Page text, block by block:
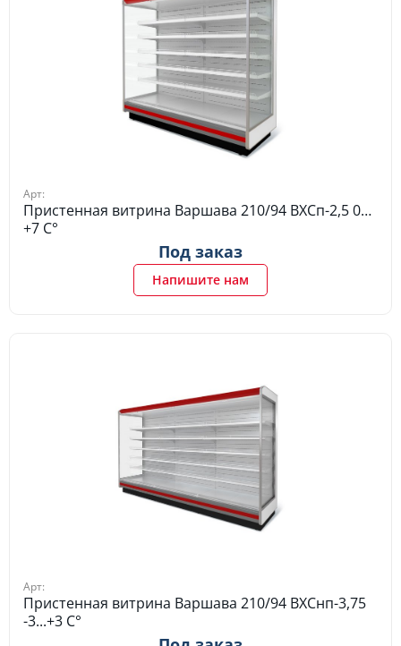
Арт:
Пристенная витрина Варшава 210/94 ВХСп-2,5 0…
+7 C°
Под заказ
Напишите нам
Арт:
Пристенная витрина Варшава 210/94 ВХСнп-3,75
-3...+3 C°